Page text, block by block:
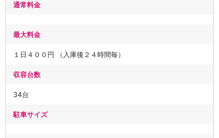
通常料金
最大料金
１日４００円 （入庫後２４時間毎）
収容台数
34台
駐車サイズ